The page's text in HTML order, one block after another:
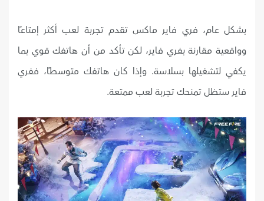
بشكل عام، فري فاير ماكس تقدم تجربة لعب أكثر إمتاعًا
وواقعية مقارنة بفري فاير، لكن تأكد من أن هاتفك قوي بما
يكفي لتشغيلها بسلاسة. وإذا كان هاتفك متوسطًا، ففري
فاير ستظل تمنحك تجربة لعب ممتعة.